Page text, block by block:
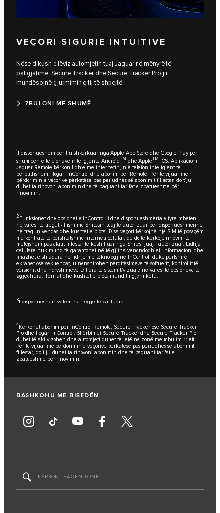
VEÇORI SIGURIE INTUITIVE
Nëse dikush e lëviz automjetin tuaj Jaguar në mënyrë të
paligjshme, Secure Tracker dhe Secure Tracker Pro ju
mundësojnë gjurmimin e tij të shpejtë.
ZBULONI MË SHUMË
1 I disponueshëm për t’u shkarkuar nga Apple App Store dhe Google Play për
shumicën e telefonave inteligjentë Android TM dhe Apple TM iOS. Aplikacioni
Jaguar Remote kërkon lidhje me internetin, një telefon inteligjent të
përputhshëm, llogari InControl dhe abonim për Remote. Për të vijuar me
përdorimin e veçorive përkatëse pas periudhës së abonimit fillestar, do t’ju
duhet ta rinovoni abonimin dhe të paguani tarifat e zbatueshme për
rinovimin.
2Funksionet dhe opsionet e InControl-it dhe disponueshmëria e tyre mbeten
në varësi të tregut - flisni me Shitësin tuaj të autorizuar për disponueshmërinë
në tregun vendas dhe kushtet e plota. Disa veçori kërkojnë një SIM të posaçëm
me kontratë të përshtatshme interneti celular, që do të kërkojë rinovim të
mëtejshëm pas afatit fillestar të këshilluar nga Shitësi juaj i autorizuar. Lidhja
celulare nuk mund të garantohet në të gjitha vendndodhjet. Informacioni dhe
imazhet e shfaqura në lidhje me teknologjinë InControl, duke përfshirë
ekranet ose sekuencat, u nënshtrohen përditësimeve të softuerit, kontrollit të
versionit dhe ndryshimeve të tjera të sistemit/vizuale në varësi të opsioneve të
zgjedhura. Termat dhe kushtet e plota mund t’i gjeni këtu.
3I disponueshëm vetëm në tregje të caktuara.
4Kërkohet abonim për InControl Remote, Secure Tracker ose Secure Tracker
Pro dhe llogari InControl. Shërbimet Secure Tracker dhe Secure Tracker Pro
duhet të aktivizohen dhe automjeti duhet të jetë në zonë me mbulim rrjeti.
Për të vijuar me përdorimin e veçorive përkatëse pas periudhës së abonimit
fillestar, do t’ju duhet ta rinovoni abonimin dhe të paguani tarifat e
zbatueshme për rinovimin.
BASHKOHU ME BISEDËN